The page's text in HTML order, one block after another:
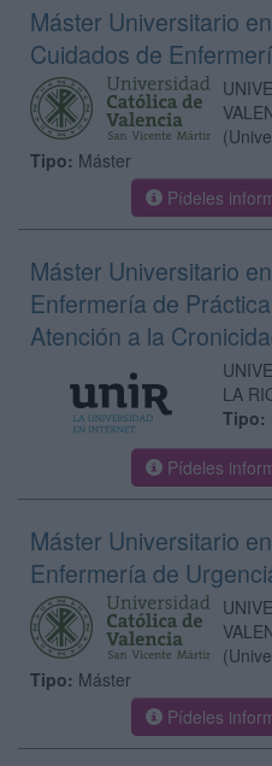
Máster Universitario en
Cuidados de
Tipo: Máster
Pídeles
Máster Universitario en
Enfermería de
Atención a la
LA
Tipo:
Pídeles
Máster Universitario en
Enfermería de
Tipo: Máster
Pídeles